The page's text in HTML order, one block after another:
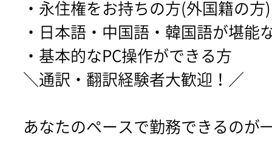
・永住権をお持ちの方(外国籍の方)
・日本語・中国語・韓国語が堪能
・基本的なPC操作ができる方
＼通訳・翻訳経験者大歓迎！／
あなたのペースで勤務できるのが